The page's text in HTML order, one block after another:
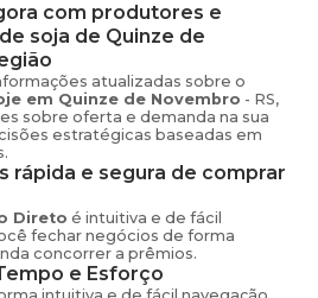
com produtores e
soja de Quinze de
atualizadas sobre o
em Quinze de Novembro - RS,
sobre oferta e demanda na sua
estratégicas baseadas em
rápida e segura de comprar
Direto é intuitiva e de fácil
fechar negócios de forma
concorrer a prêmios.
e Esforço